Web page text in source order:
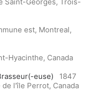
est, Montreal,
Hyacinthe, Canada
euse)
1847
l'île Perrot, Canada